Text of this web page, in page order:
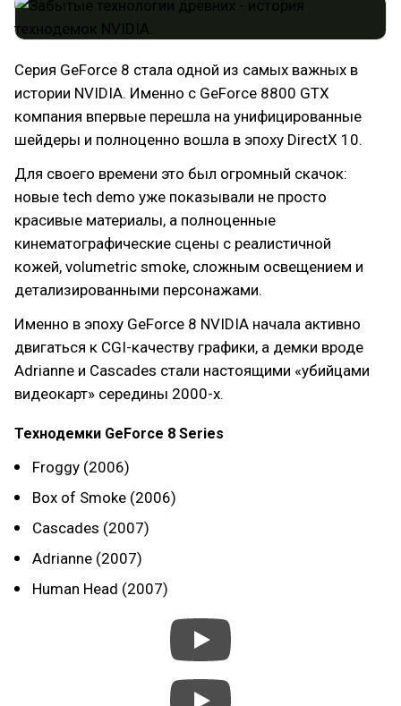
Серия GeForce 8 стала одной из самых важных в
истории NVIDIA. Именно с GeForce 8800 GTX
компания впервые перешла на унифицированные
шейдеры и полноценно вошла в эпоху DirectX 10.
Для своего времени это был огромный скачок:
новые tech demo уже показывали не просто
красивые материалы, а полноценные
кинематографические сцены с реалистичной
кожей, volumetric smoke, сложным освещением и
детализированными персонажами.
Именно в эпоху GeForce 8 NVIDIA начала активно
двигаться к CGI-качеству графики, а демки вроде
Adrianne и Cascades стали настоящими «убийцами
видеокарт» середины 2000-х.
Технодемки GeForce 8 Series
Froggy (2006)
Box of Smoke (2006)
Cascades (2007)
Adrianne (2007)
Human Head (2007)